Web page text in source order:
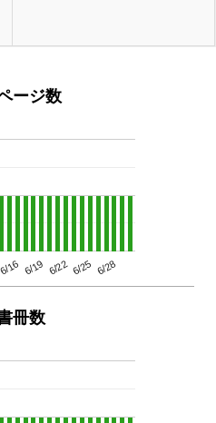
ージ数
6/16 6/19 6/22 6/25 6/28
冊数